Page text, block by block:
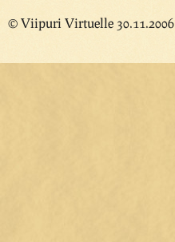
© Viipuri Virtuelle 30.11.2006